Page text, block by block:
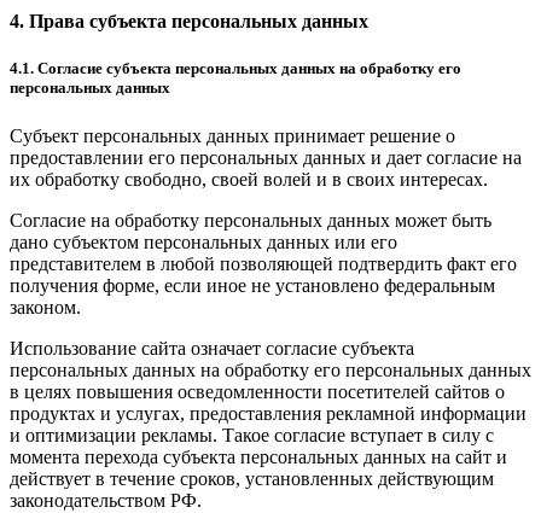
4. Права субъекта персональных данных
4.1. Согласие субъекта персональных данных на обработку его
персональных данных
Субъект персональных данных принимает решение о
предоставлении его персональных данных и дает согласие на
их обработку свободно, своей волей и в своих интересах.
Согласие на обработку персональных данных может быть
дано субъектом персональных данных или его
представителем в любой позволяющей подтвердить факт его
получения форме, если иное не установлено федеральным
законом.
Использование сайта означает согласие субъекта
персональных данных на обработку его персональных данных
в целях повышения осведомленности посетителей сайтов о
продуктах и услугах, предоставления рекламной информации
и оптимизации рекламы. Такое согласие вступает в силу с
момента перехода субъекта персональных данных на сайт и
действует в течение сроков, установленных действующим
законодательством РФ.